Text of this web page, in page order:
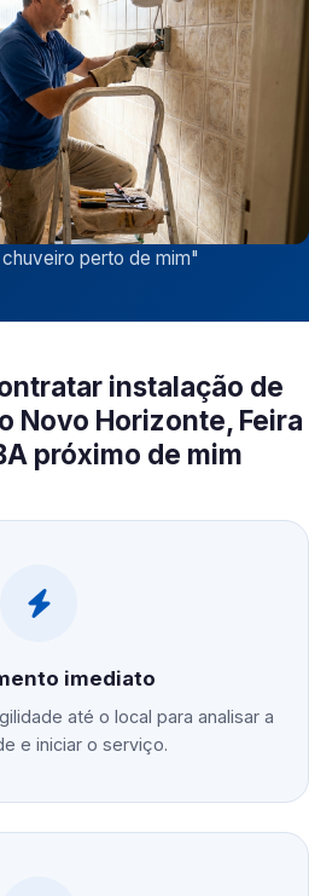
perto de mim"
instalação de
Novo Horizonte, Feira
próximo de mim
imediato
até o local para analisar a
e iniciar o serviço.